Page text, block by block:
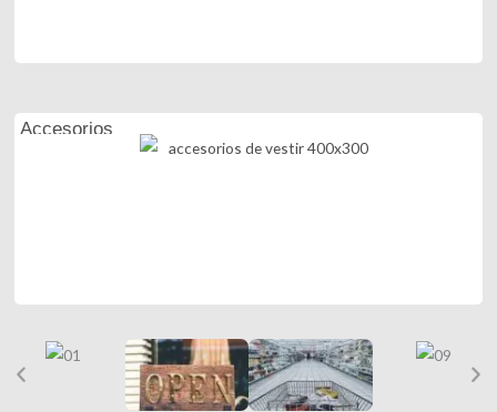
Accesorios